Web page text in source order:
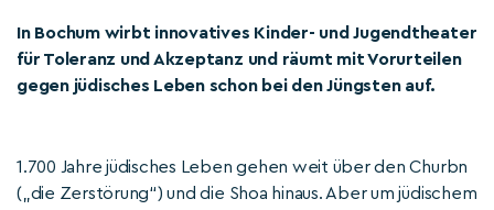
In Bochum wirbt innovatives Kinder- und Jugendtheater
für Toleranz und Akzeptanz und räumt mit Vorurteilen
gegen jüdisches Leben schon bei den Jüngsten auf.
1.700 Jahre jüdisches Leben gehen weit über den Churbn
(„die Zerstörung“) und die Shoa hinaus. Aber um jüdischem